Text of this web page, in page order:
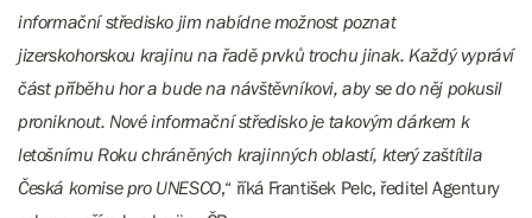
informační středisko jim nabídne možnost poznat
jizerskohorskou krajinu na řadě prvků trochu jinak. Každý vypráví
část příběhu hor a bude na návštěvníkovi, aby se do něj pokusil
proniknout. Nové informační středisko je takovým dárkem k
letošnímu Roku chráněných krajinných oblastí, který zaštítila
Česká komise pro UNESCO,“ říká František Pelc, ředitel Agentury